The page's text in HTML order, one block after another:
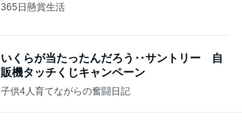
365日懸賞生活
いくらが当たったんだろう‥サントリー 自
販機タッチくじキャンペーン
子供4人育てながらの奮闘日記